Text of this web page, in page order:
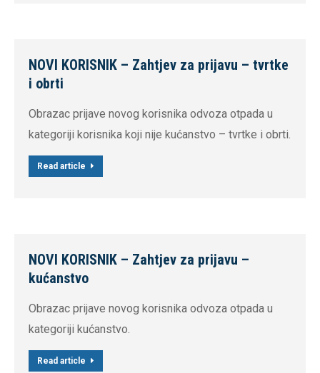
NOVI KORISNIK – Zahtjev za prijavu – tvrtke
i obrti
Obrazac prijave novog korisnika odvoza otpada u
kategoriji korisnika koji nije kućanstvo – tvrtke i obrti.
Read article
NOVI KORISNIK – Zahtjev za prijavu –
kućanstvo
Obrazac prijave novog korisnika odvoza otpada u
kategoriji kućanstvo.
Read article